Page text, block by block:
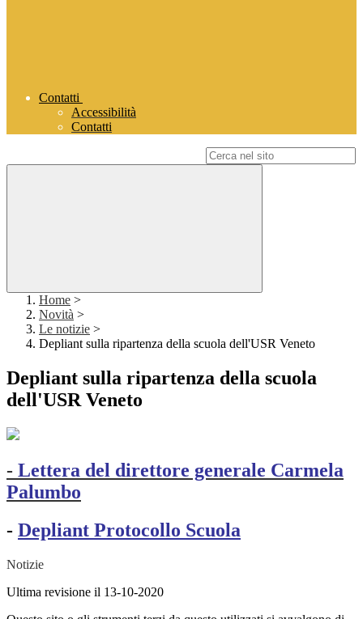
Contatti
Accessibilità
Contatti
Home >
Novità >
Le notizie >
Depliant sulla ripartenza della scuola dell'USR Veneto
Depliant sulla ripartenza della scuola
dell'USR Veneto
- Lettera del direttore generale Carmela
Palumbo
- Depliant Protocollo Scuola
Notizie
Ultima revisione il 13-10-2020